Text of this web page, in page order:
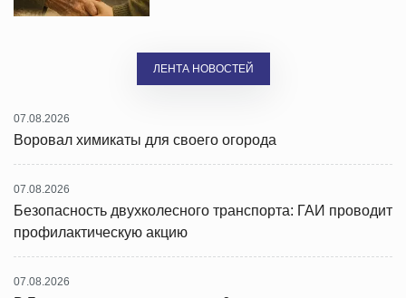
ЛЕНТА НОВОСТЕЙ
07.08.2026
Воровал химикаты для своего огорода
07.08.2026
Безопасность двухколесного транспорта: ГАИ проводит
профилактическую акцию
07.08.2026